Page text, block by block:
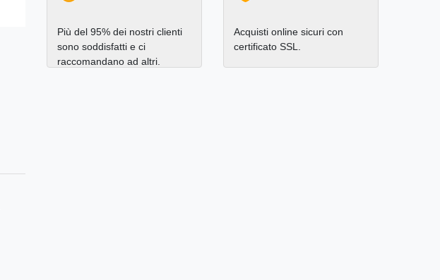
Più del 95% dei nostri clienti
sono soddisfatti e ci
raccomandano ad altri.
Acquisti online sicuri con
certificato SSL.